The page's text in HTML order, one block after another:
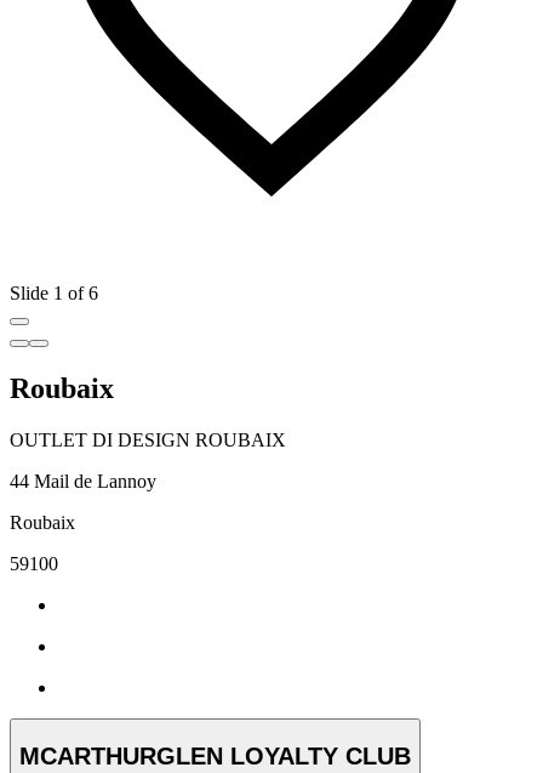
Slide 1 of 6
Roubaix
OUTLET DI DESIGN ROUBAIX
44 Mail de Lannoy
Roubaix
59100
MCARTHURGLEN LOYALTY CLUB